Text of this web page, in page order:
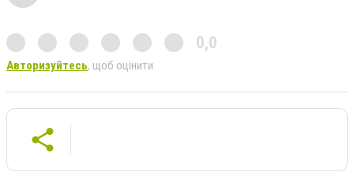
0,0
Авторизуйтесь, щоб оцінити